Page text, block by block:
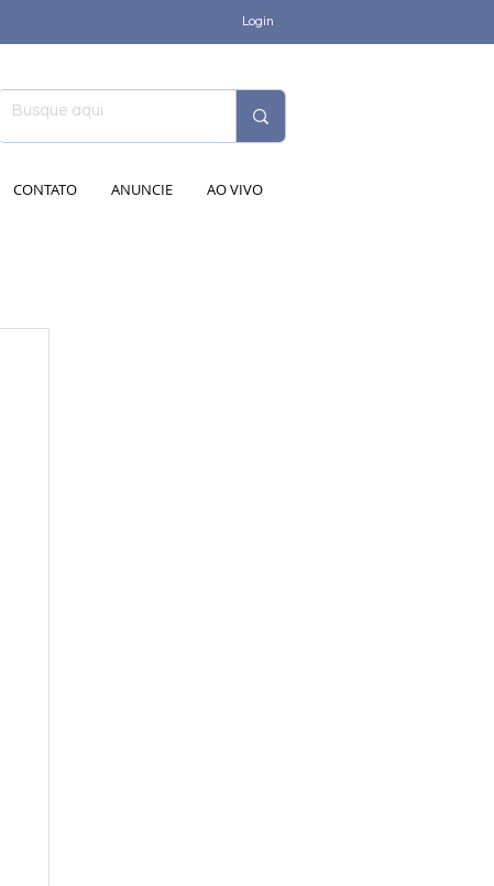
Login
CONTATO ANUNCIE AO VIVO